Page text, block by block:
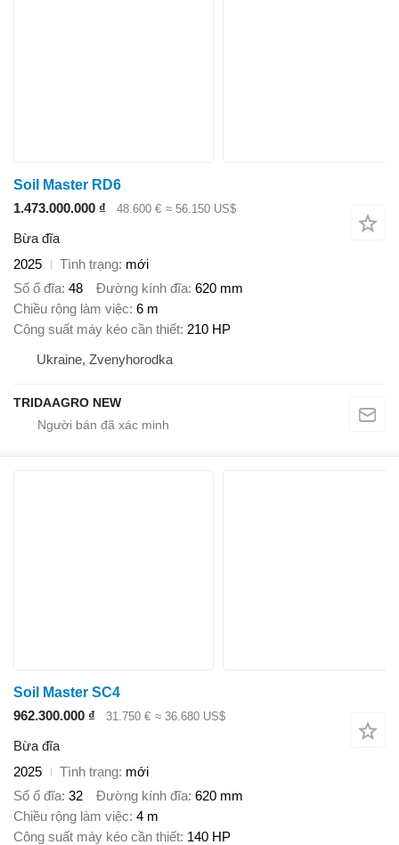
Soil Master RD6
1.473.000.000 ₫
48.600 € ≈ 56.150 US$
Bừa đĩa
2025
Tình trạng mới
Số ổ đĩa 48 Đường kính đĩa 620 mm
Chiều rộng làm việc 6 m
Công suất máy kéo cần thiết 210 HP
Ukraine, Zvenyhorodka
TRIDAAGRO NEW
Soil Master SC4
962.300.000 ₫
31.750 € ≈ 36.680 US$
Bừa đĩa
2025
Tình trạng mới
Số ổ đĩa 32 Đường kính đĩa 620 mm
Chiều rộng làm việc 4 m
Công suất máy kéo cần thiết 140 HP